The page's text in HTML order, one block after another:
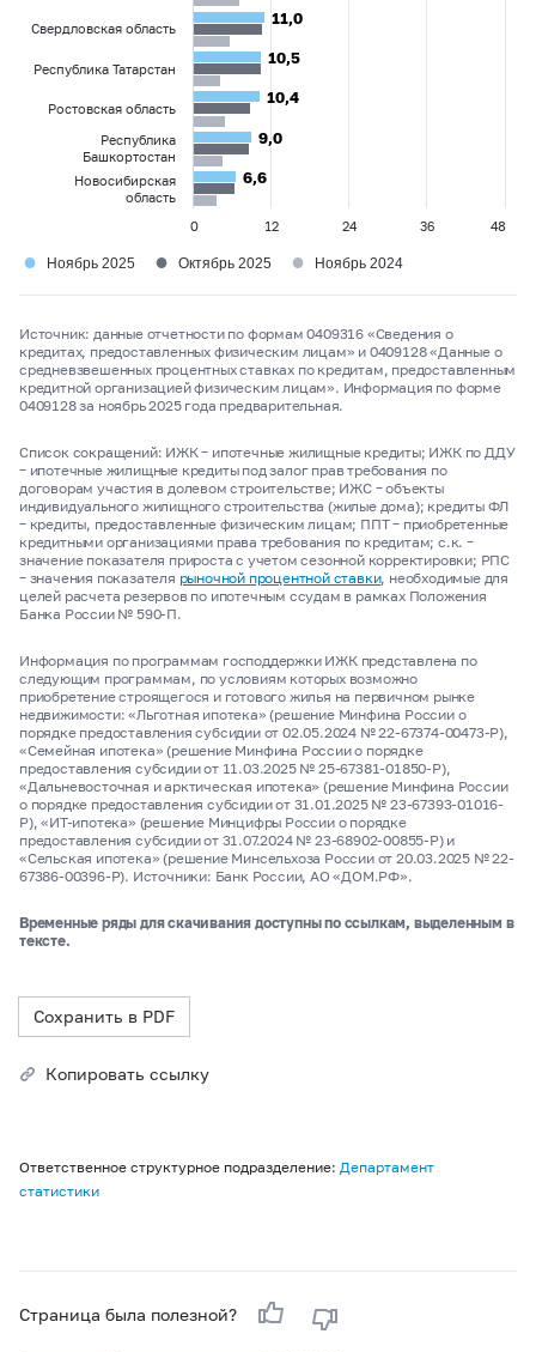
11,0
11,0
10,5
10,5
10,4
10,4
9,0
9,0
6,6
6,6
Свердловская область
Республика Татарстан
Ростовская область
Республика
Башкортостан
Новосибирская
область
0
12 24 36 48
● Ноябрь 2025 ● Октябрь 2025 ● Ноябрь 2024
Источник: данные отчетности по формам 0409316 «Сведения о
кредитах, предоставленных физическим лицам» и 0409128 «Данные о
средневзвешенных процентных ставках по кредитам, предоставленным
кредитной организацией физическим лицам». Информация по форме
0409128 за ноябрь 2025 года предварительная.
Список сокращений: ИЖК– ипотечные жилищные кредиты; ИЖК по ДДУ
–ипотечные жилищные кредиты под залог прав требования по
договорам участия в долевом строительстве; ИЖС –объекты
индивидуального жилищного строительства (жилые дома); кредиты ФЛ
–кредиты, предоставленные физическим лицам; ППТ– приобретенные
кредитными организациями права требования по кредитам; с.к. –
значение показателя прироста с учетом сезонной корректировки; РПС
–значения показателя рыночной процентной ставки, необходимые для
целей расчета резервов по ипотечным ссудам в рамках Положения
Банка России № 590-П.
Информация по программам господдержки ИЖК представлена по
следующим программам, по условиям которых возможно
приобретение строящегося и готового жилья на первичном рынке
недвижимости: «Льготная ипотека» (решение Минфина России о
порядке предоставления субсидии от 02.05.2024 № 22-67374-00473-Р),
«Семейная ипотека» (решение Минфина России о порядке
предоставления субсидии от 11.03.2025 № 25-67381-01850-Р),
«Дальневосточная и арктическая ипотека» (решение Минфина России
о порядке предоставления субсидии от 31.01.2025 № 23-67393-01016-
Р), «ИТ-ипотека» (решение Минцифры России о порядке
предоставления субсидии от 31.07.2024 № 23-68902-00855-Р) и
«Сельская ипотека» (решение Минсельхоза России от 20.03.2025 № 22-
67386-00396-Р). Источники: Банк России, АО «ДОМ.РФ».
Временные ряды для скачивания доступны по ссылкам, выделенным в
тексте.
Сохранить в PDF
Копировать ссылку
Ответственное структурное подразделение: Департамент
статистики
Страница была полезной?